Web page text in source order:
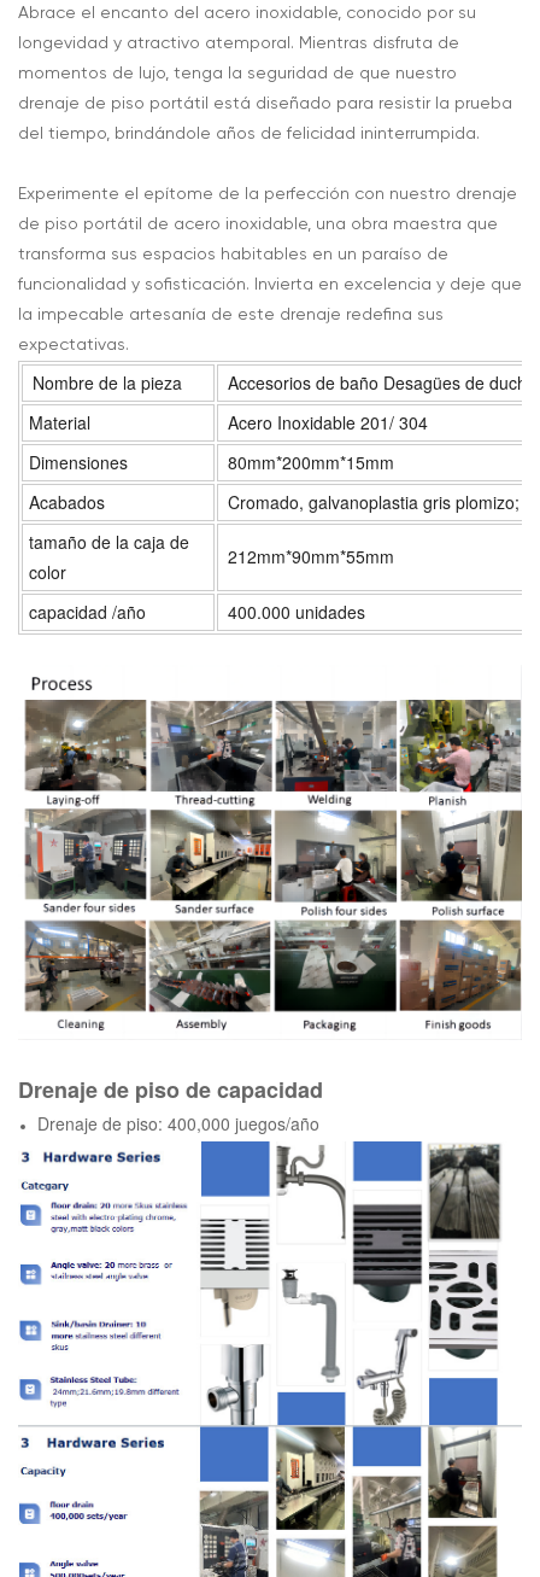
Abrace el encanto del acero inoxidable, conocido por su
longevidad y atractivo atemporal. Mientras disfruta de
momentos de lujo, tenga la seguridad de que nuestro
drenaje de piso portátil está diseñado para resistir la prueba
del tiempo, brindándole años de felicidad ininterrumpida.
Experimente el epítome de la perfección con nuestro drenaje
de piso portátil de acero inoxidable, una obra maestra que
transforma sus espacios habitables en un paraíso de
funcionalidad y sofisticación. Invierta en excelencia y deje que
la impecable artesanía de este drenaje redefina sus
expectativas.
Nombre de la pieza
Accesorios de baño Desagües de
Material
Acero Inoxidable 201/ 304
Dimensiones
80mm*200mm*15mm
Acabados
Cromado, galvanoplastia gris plomizo;
tamaño de la caja de
color
212mm*90mm*55mm
capacidad /año 400.000 unidades
Drenaje de piso de capacidad
Drenaje de piso: 400,000 juegos/año